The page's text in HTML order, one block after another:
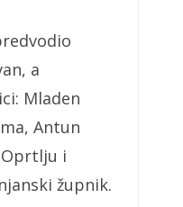
a
Mladen
Antun
Oprtlju i
župnik.